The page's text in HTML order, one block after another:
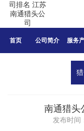
首页 公司简介 服务
南通猎头
发布时间